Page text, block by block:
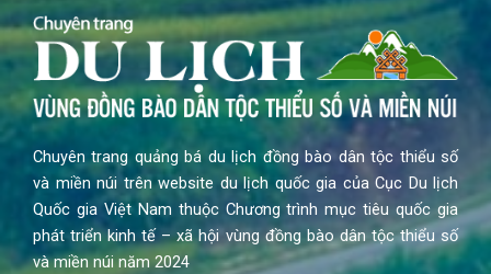
Chuyên trang quảng bá du lịch đồng bào dân tộc thiểu số
và miền núi trên website du lịch quốc gia của Cục Du lịch
Quốc gia Việt Nam thuộc Chương trình mục tiêu quốc gia
phát triển kinh tế – xã hội vùng đồng bào dân tộc thiểu số
và miền núi năm 2024